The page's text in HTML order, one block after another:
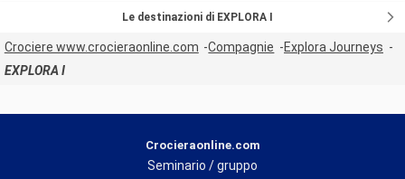
Le destinazioni di EXPLORA I
Crociere www.crocieraonline.com Compagnie
Explora Journeys
EXPLORA I
Crocieraonline.com
Seminario / gruppo